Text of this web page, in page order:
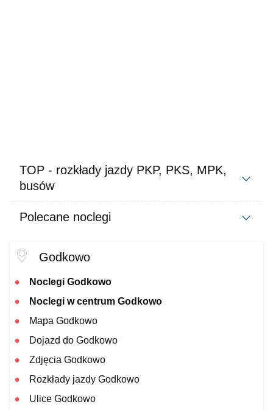
TOP - rozkłady jazdy PKP, PKS, MPK,
busów
Polecane noclegi
Godkowo
Noclegi Godkowo
Noclegi w centrum Godkowo
Mapa Godkowo
Dojazd do Godkowo
Zdjęcia Godkowo
Rozkłady jazdy Godkowo
Ulice Godkowo